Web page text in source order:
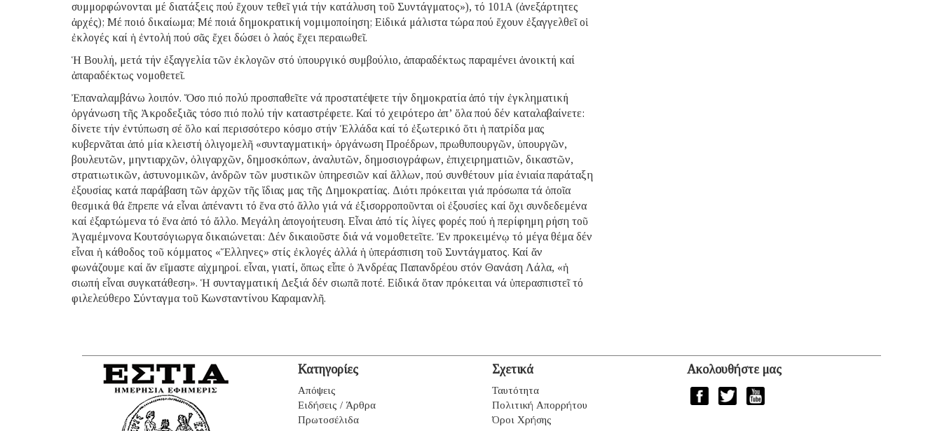
συμμορφώνονται μέ διατάξεις πού ἔχουν τεθεῖ γιά τήν κατάλυση τοῦ Συντάγματος»), τό 101Α (ἀνεξάρτητες
ἀρχές); Μέ ποιό δικαίωμα; Μέ ποιά δημοκρατική νομιμοποίηση; Εἰδικά μάλιστα τώρα πού ἔχουν ἐξαγγελθεῖ οἱ
ἐκλογές καί ἡ ἐντολή πού σᾶς ἔχει δώσει ὁ λαός ἔχει περαιωθεῖ.
Ἡ Βουλή, μετά τήν ἐξαγγελία τῶν ἐκλογῶν στό ὑπουργικό συμβούλιο, ἀπαραδέκτως παραμένει ἀνοικτή καί
ἀπαραδέκτως νομοθετεῖ.
Ἐπαναλαμβάνω λοιπόν. Ὅσο πιό πολύ προσπαθεῖτε νά προστατέψετε τήν δημοκρατία ἀπό τήν ἐγκληματική
ὀργάνωση τῆς Ἀκροδεξιᾶς τόσο πιό πολύ τήν καταστρέφετε. Καί τό χειρότερο ἀπ’ ὅλα πού δέν καταλαβαίνετε:
δίνετε τήν ἐντύπωση σέ ὅλο καί περισσότερο κόσμο στήν Ἑλλάδα καί τό ἐξωτερικό ὅτι ἡ πατρίδα μας
κυβερνᾶται ἀπό μία κλειστή ὀλιγομελῆ «συνταγματική» ὀργάνωση Προέδρων, πρωθυπουργῶν, ὑπουργῶν,
βουλευτῶν, μηντιαρχῶν, ὀλιγαρχῶν, δημοσκόπων, ἀναλυτῶν, δημοσιογράφων, ἐπιχειρηματιῶν, δικαστῶν,
στρατιωτικῶν, ἀστυνομικῶν, ἀνδρῶν τῶν μυστικῶν ὑπηρεσιῶν καί ἄλλων, πού συνθέτουν μία ἑνιαία παράταξη
ἐξουσίας κατά παράβαση τῶν ἀρχῶν τῆς ἴδιας μας τῆς Δημοκρατίας. Διότι πρόκειται γιά πρόσωπα τά ὁποῖα
θεσμικά θά ἔπρεπε νά εἶναι ἀπέναντι τό ἕνα στό ἄλλο γιά νά ἐξισορροποῦνται οἱ ἐξουσίες καί ὄχι συνδεδεμένα
καί ἐξαρτώμενα τό ἕνα ἀπό τό ἄλλο. Μεγάλη ἀπογοήτευση. Εἶναι ἀπό τίς λίγες φορές πού ἡ περίφημη ρήση τοῦ
Ἀγαμέμνονα Κουτσόγιωργα δικαιώνεται: Δέν δικαιοῦστε διά νά νομοθετεῖτε. Ἐν προκειμένῳ τό μέγα θέμα δέν
εἶναι ἡ κάθοδος τοῦ κόμματος «Ἕλληνες» στίς ἐκλογές ἀλλά ἡ ὑπεράσπιση τοῦ Συντάγματος. Καί ἄν
φωνάζουμε καί ἄν εἴμαστε αἰχμηροί. εἶναι, γιατί, ὅπως εἶπε ὁ Ἀνδρέας Παπανδρέου στόν Θανάση Λάλα, «ἡ
σιωπή εἶναι συγκατάθεση». Ἡ συνταγματική Δεξιά δέν σιωπᾶ ποτέ. Εἰδικά ὅταν πρόκειται νά ὑπερασπιστεῖ τό
φιλελεύθερο Σύνταγμα τοῦ Κωνσταντίνου Καραμανλῆ.
Κατηγορίες
Απόψεις
Ειδήσεις / Άρθρα
Πρωτοσέλιδα
Σχετικά
Ταυτότητα
Πολιτική Απορρήτου
Όροι Χρήσης
Ακολουθήστε μας